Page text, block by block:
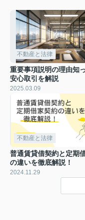
不動産と法律
重要事項説明の理由知
安心取引を解説
2025.03.09
不動産と法律
普通賃貸借契約と定期
の違いを徹底解説！
2024.11.29